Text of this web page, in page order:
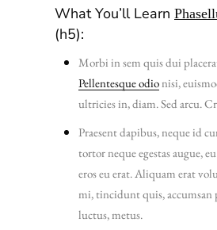
What You’ll Learn
(h5):
Morbi in sem quis dui
Pellentesque odionisi,
ultricies in, diam. Sed arcu.
Praesent dapibus, neque id
tortor neque egestas augue,
eros eu erat. Aliquam erat
mi, tincidunt quis,
luctus, metus.